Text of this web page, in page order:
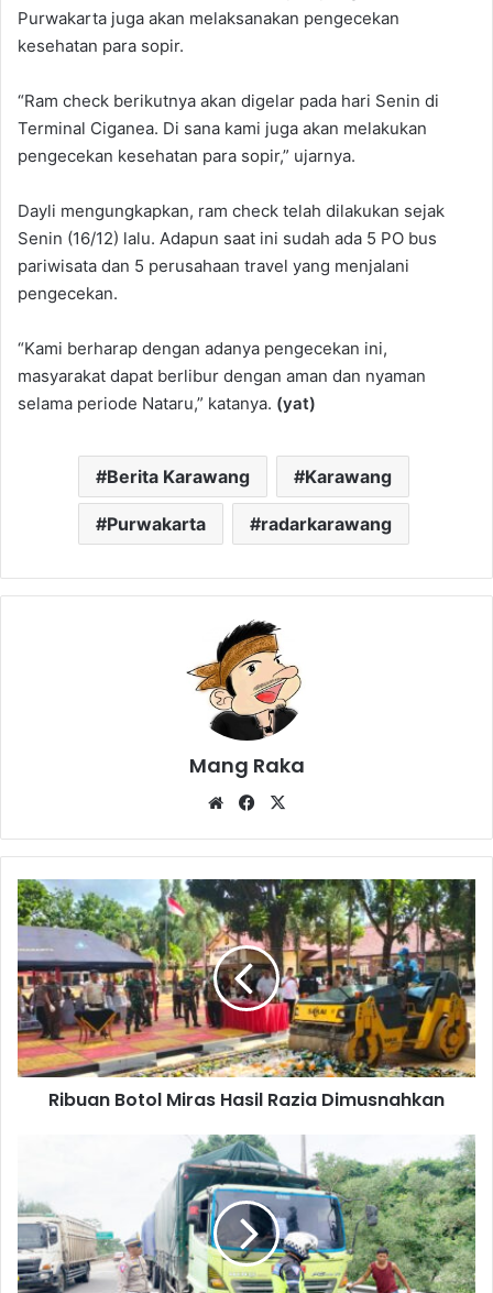
Purwakarta juga akan melaksanakan pengecekan
kesehatan para sopir.
“Ram check berikutnya akan digelar pada hari Senin di
Terminal Ciganea. Di sana kami juga akan melakukan
pengecekan kesehatan para sopir,” ujarnya.
Dayli mengungkapkan, ram check telah dilakukan sejak
Senin (16/12) lalu. Adapun saat ini sudah ada 5 PO bus
pariwisata dan 5 perusahaan travel yang menjalani
pengecekan.
“Kami berharap dengan adanya pengecekan ini,
masyarakat dapat berlibur dengan aman dan nyaman
selama periode Nataru,” katanya. (yat)
Berita Karawang Karawang
Purwakarta radarkarawang
Mang Raka
WebsiteFacebook
Ribuan
Botol
Miras
Hasil
Razia
Dimusnahkan
Ribuan Botol Miras Hasil Razia Dimusnahkan
Barang